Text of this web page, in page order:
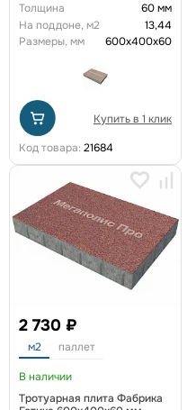
Толщина
60 мм
На поддоне, м2
13,44
Размеры, мм
600x400x60
Купить в 1 клик
Код товара: 21684
2 730 ₽
м2 паллет
В наличии
Тротуарная плита Фабрика